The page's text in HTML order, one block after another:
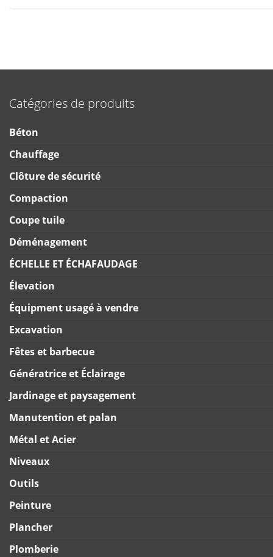
Catégories de produits
Béton
Chauffage
Clôture de sécurité
Compaction
Coupe tuile
Déménagement
ÉCHELLE ET ÉCHAFAUDAGE
Élevation
Équipment usagé à vendre
Excavation
Fêtes et barbecue
Génératrice et Éclairage
Jardinage et paysagement
Manutention et palan
Métal et Acier
Niveaux
Outils
Peinture
Plancher
Plomberie